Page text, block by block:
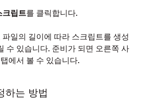
크립트를 클릭합니다.
일의 길이에 따라 스크립트를 생성
수 있습니다. 준비가 되면 오른쪽 사
탭에서 볼 수 있습니다.
하는 방법